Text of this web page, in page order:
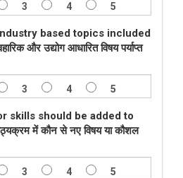
3 4 5
based topics included
और उद्योग आधारित विषय पर्याप्त
3 4 5
skills should be added to
में कौन से नए विषय या कौशल
3 4 5